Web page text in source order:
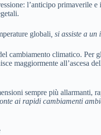
l’anticipo
globali , si assiste a
cambiamento climatico.
maggiormente all’ascesa
sempre più allarmanti,
ai rapidi cambiamenti